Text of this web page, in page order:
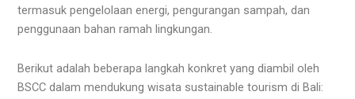
termasuk pengelolaan energi, pengurangan sampah, dan
penggunaan bahan ramah lingkungan.
Berikut adalah beberapa langkah konkret yang diambil oleh
BSCC dalam mendukung wisata sustainable tourism di Bali: